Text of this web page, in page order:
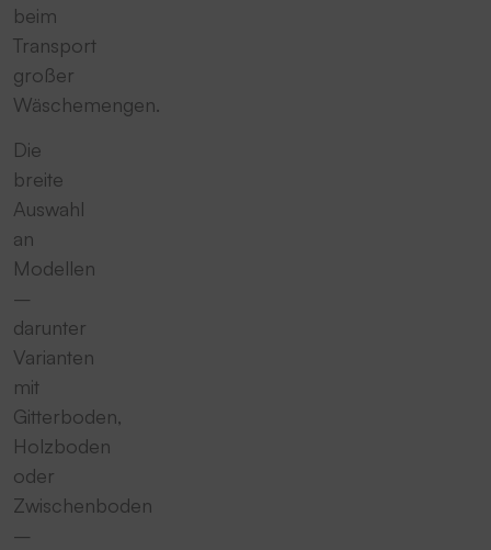
beim
Transport
großer
Wäschemengen.
Die
breite
Auswahl
an
Modellen
–
darunter
Varianten
mit
Gitterboden,
Holzboden
oder
Zwischenboden
–